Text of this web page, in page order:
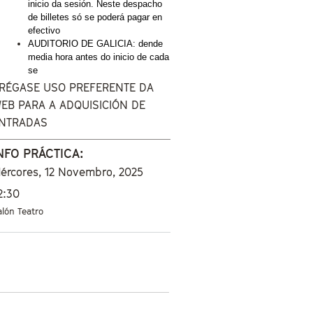
inicio da sesión. Neste despacho
de billetes só se poderá pagar en
efectivo
AUDITORIO DE GALICIA: dende
media hora antes do inicio de cada
se
USO PREFERENTE DA
PARA A ADQUISICIÓN DE
PRÁCTICA:
12 Novembro, 2025
Teatro